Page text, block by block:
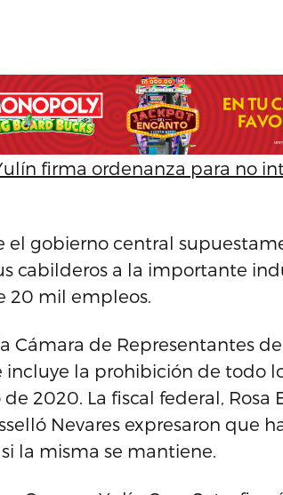
firma ordenanza para no
el gobierno central
cabilderos a la importante
20 mil empleos.
Cámara de Representantes
incluye la prohibición de todo
2020. La fiscal federal, Rosa
Nevares expresaron que
la misma se mantiene.